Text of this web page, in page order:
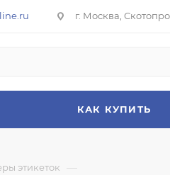
г. Москва,
КАК КУПИТЬ
этикеток —